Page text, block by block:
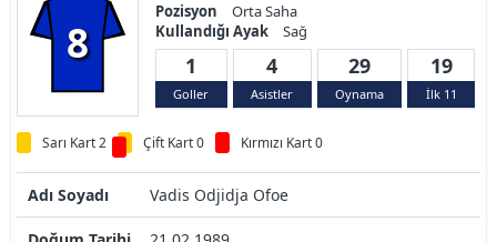
8
Pozisyon
Orta Saha
Kullandığı Ayak
Sağ
1
Goller
4
Asistler
29
Oynama
19
İlk 11
Sarı Kart 2 Çift Kart 0 Kırmızı Kart 0
Adı Soyadı Vadis Odjidja Ofoe